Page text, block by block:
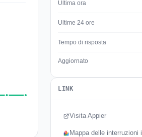
Ultima ora
Ultime 24 ore
Tempo di risposta
Aggiornato
LINK
Visita Appier
Mappa delle interruzioni